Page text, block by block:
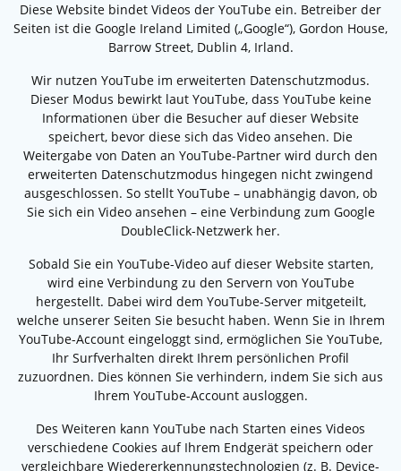
Diese Website bindet Videos der YouTube ein. Betreiber der
Seiten ist die Google Ireland Limited („Google“), Gordon House,
Barrow Street, Dublin 4, Irland.
Wir nutzen YouTube im erweiterten Datenschutzmodus.
Dieser Modus bewirkt laut YouTube, dass YouTube keine
Informationen über die Besucher auf dieser Website
speichert, bevor diese sich das Video ansehen. Die
Weitergabe von Daten an YouTube-Partner wird durch den
erweiterten Datenschutzmodus hingegen nicht zwingend
ausgeschlossen. So stellt YouTube – unabhängig davon, ob
Sie sich ein Video ansehen – eine Verbindung zum Google
DoubleClick-Netzwerk her.
Sobald Sie ein YouTube-Video auf dieser Website starten,
wird eine Verbindung zu den Servern von YouTube
hergestellt. Dabei wird dem YouTube-Server mitgeteilt,
welche unserer Seiten Sie besucht haben. Wenn Sie in Ihrem
YouTube-Account eingeloggt sind, ermöglichen Sie YouTube,
Ihr Surfverhalten direkt Ihrem persönlichen Profil
zuzuordnen. Dies können Sie verhindern, indem Sie sich aus
Ihrem YouTube-Account ausloggen.
Des Weiteren kann YouTube nach Starten eines Videos
verschiedene Cookies auf Ihrem Endgerät speichern oder
vergleichbare Wiedererkennungstechnologien (z. B. Device-